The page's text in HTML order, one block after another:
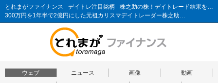
とれまがファイナンス - デイトレ注目銘柄 - 株之助の株！デイトレード結果を頻繁に公開するブログ
300万円を1年半で2億円にした元祖カリスマデイトレーダー株之助…
ウェブ ニュース 画像
動画